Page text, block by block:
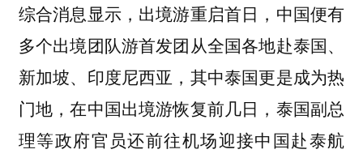
综合消息显示，出境游重启首日，中国便有
多个出境团队游首发团从全国各地赴泰国、
新加坡、印度尼西亚，其中泰国更是成为热
门地，在中国出境游恢复前几日，泰国副总
理等政府官员还前往机场迎接中国赴泰航